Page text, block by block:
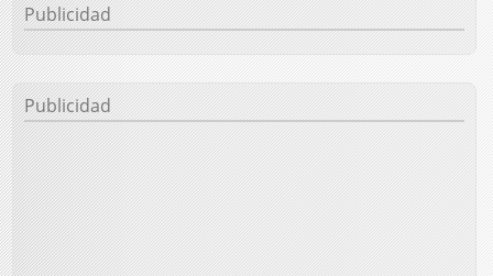
Publicidad
Publicidad